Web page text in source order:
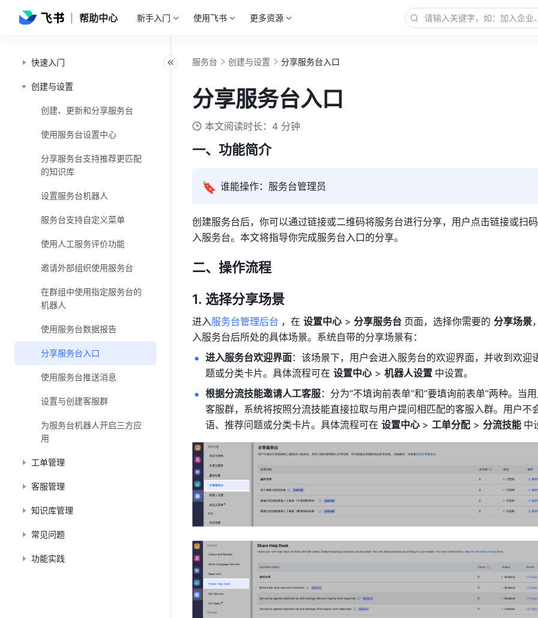
帮助中心 新手入门 使用飞书 更多资源
快速入门
创建与设置
创建、更新和分享服务台
使用服务台设置中心
分享服务台支持推荐更匹配
的知识库
设置服务台机器人
服务台支持自定义菜单
使用人工服务评价功能
邀请外部组织使用服务台
在群组中使用指定服务台的
机器人
使用服务台数据报告
分享服务台入口
使用服务台推送消息
设置与创建客服群
为服务台机器人开启三方应
用
工单管理
客服管理
知识库管理
常见问题
功能实践
服务台 创建与设置 分享服务台入口
分享服务台入口
本文阅读时长：4 分钟
一、功能简介
🔖 谁能操作：服务台管理员
创建服务台后，你可以通过链接或二维码将服务台进行分享，用户点击链接或扫
入服务台。本文将指导你完成服务台入口的分享。
二、操作流程
选择分享场景
进入服务台管理后台 ，在 设置中心 > 分享服务台 页面，选择你需要的 分享场景
入服务台后所处的具体场景。系统自带的分享场景有：
进入服务台欢迎界面：该场景下，用户会进入服务台的欢迎界面，并收到欢迎
题或分类卡片。具体流程可在 设置中心 > 机器人设置 中设置。
根据分流技能邀请人工客服：分为“不填询前表单”和“要填询前表单”两种。当
客服群，系统将按照分流技能直接拉取与用户提问相匹配的客服入群。用户不
语、推荐问题或分类卡片。具体流程可在 设置中心 > 工单分配 > 分流技能 中